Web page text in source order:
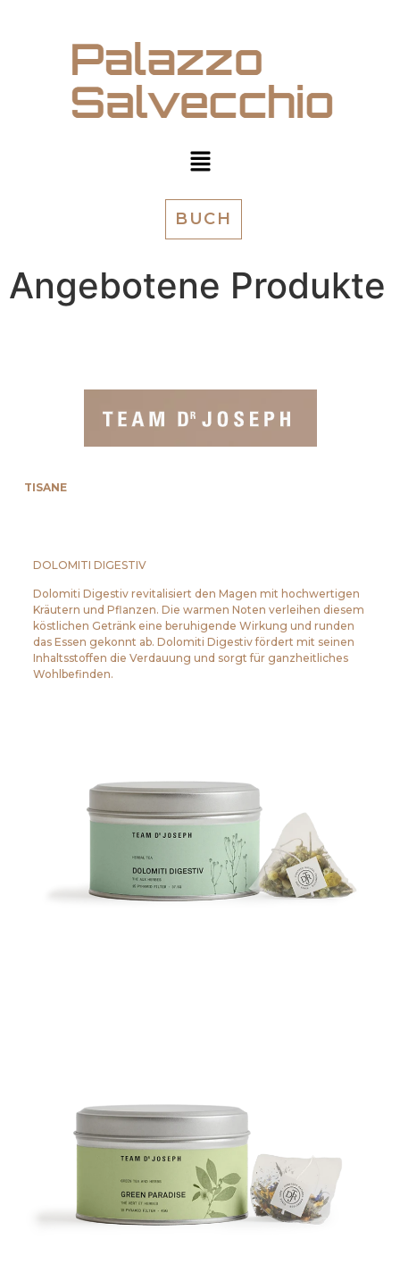
BUCH
Angebotene Produkte
TISANE
DOLOMITI DIGESTIV
Dolomiti Digestiv revitalisiert den Magen mit hochwertigen
Kräutern und Pflanzen. Die warmen Noten verleihen diesem
köstlichen Getränk eine beruhigende Wirkung und runden
das Essen gekonnt ab. Dolomiti Digestiv fördert mit seinen
Inhaltsstoffen die Verdauung und sorgt für ganzheitliches
Wohlbefinden.